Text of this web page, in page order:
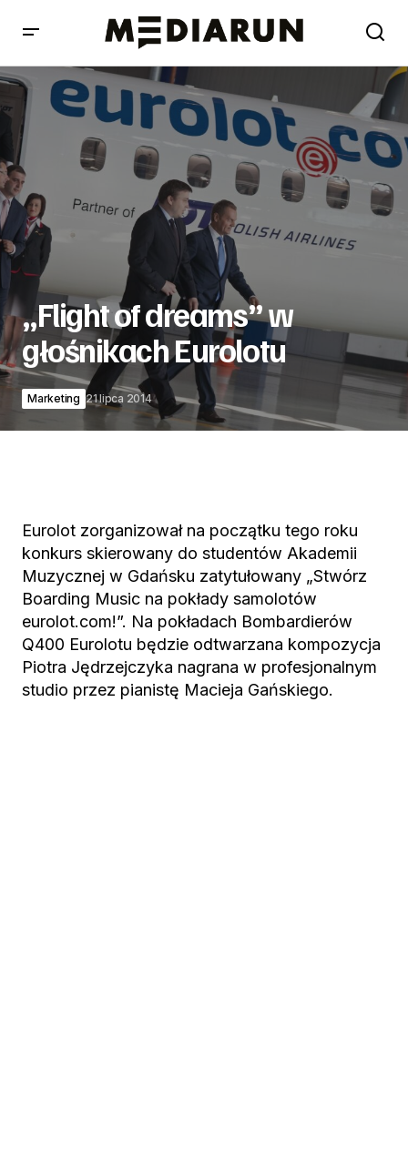
„Flight of dreams” w głośnikach Eurolotu
„Flight of dreams” w
głośnikach Eurolotu
Marketing 21 lipca 2014
Eurolot zorganizował na początku tego roku
konkurs skierowany do studentów Akademii
Muzycznej w Gdańsku zatytułowany „Stwórz
Boarding Music na pokłady samolotów
eurolot.com!”. Na pokładach Bombardierów
Q400 Eurolotu będzie odtwarzana kompozycja
Piotra Jędrzejczyka nagrana w profesjonalnym
studio przez pianistę Macieja Gańskiego.